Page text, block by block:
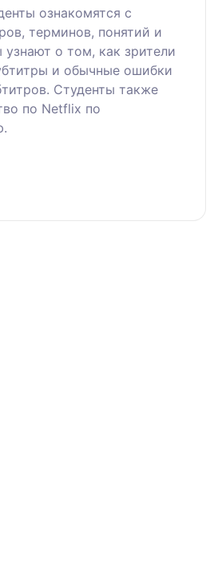
ознакомятся с
терминов, понятий и
узнают о том, как зрители
и обычные ошибки
Студенты также
по Netflix по